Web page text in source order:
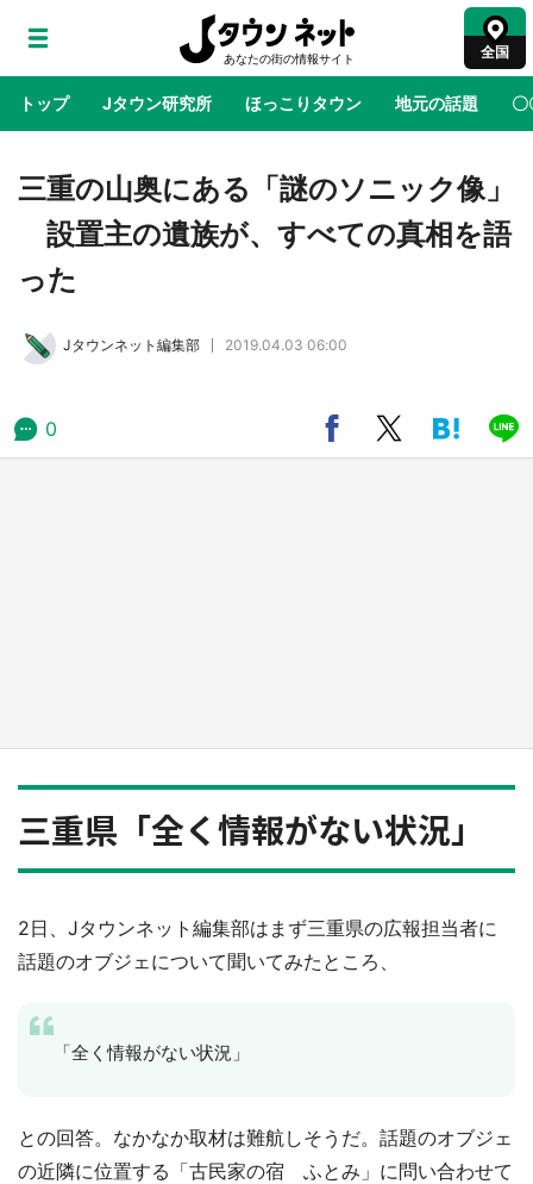
全国
トップ Jタウン研究所 ほっこりタウン 地元の話題 〇
地域×二次元 絶景 あの時はありがとう 物語がはじ
三重の山奥にある「謎のソニック像」
設置主の遺族が、すべての真相を語
った
Jタウンネット編集部 2019.04.03 06:00
0
三重県「全く情報がない状況」
2日、Jタウンネット編集部はまず三重県の広報担当者に
話題のオブジェについて聞いてみたところ、
「全く情報がない状況」
との回答。なかなか取材は難航しそうだ。話題のオブジェ
の近隣に位置する「古民家の宿 ふとみ」に問い合わせて